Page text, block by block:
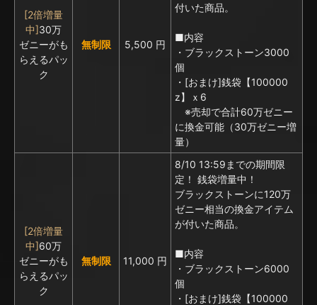
[2倍増量
中]30万
ゼニーがも
らえるパッ
ク
無制限 5,500 円
付いた商品。
■内容
・ブラックストーン3000
個
・[おまけ]銭袋【100000
z】ｘ6
※売却で合計60万ゼニー
に換金可能（30万ゼニー増
量）
[2倍増量
中]60万
ゼニーがも
らえるパッ
ク
無制限 11,000 円
8/10 13:59までの期間限
定！ 銭袋増量中！
ブラックストーンに120万
ゼニー相当の換金アイテム
が付いた商品。
■内容
・ブラックストーン6000
個
・[おまけ]銭袋【100000